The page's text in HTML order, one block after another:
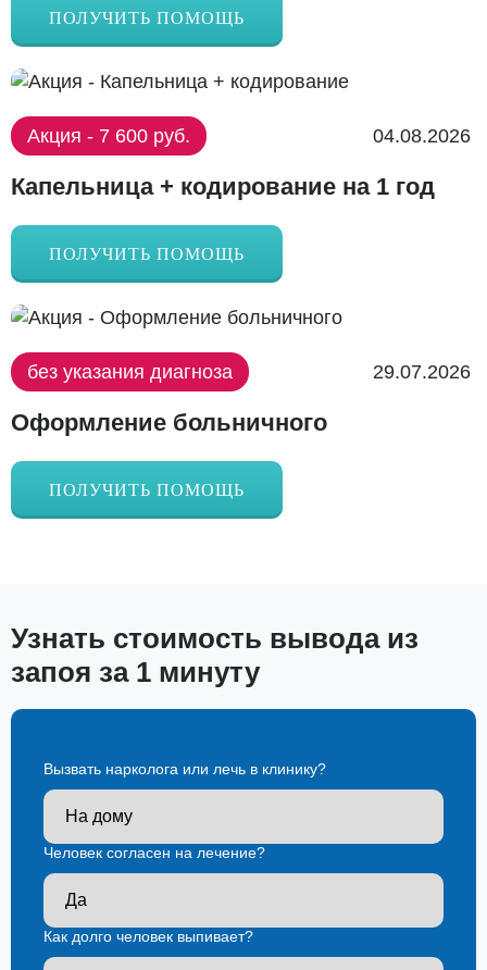
ПОЛУЧИТЬ ПОМОЩЬ
Акция - 7 600 руб. 04.08.2026
Капельница + кодирование на 1 год
ПОЛУЧИТЬ ПОМОЩЬ
без указания диагноза 29.07.2026
Оформление больничного
ПОЛУЧИТЬ ПОМОЩЬ
Узнать стоимость вывода из
запоя за 1 минуту
Вызвать нарколога или лечь в клинику?
Человек согласен на лечение?
Как долго человек выпивает?